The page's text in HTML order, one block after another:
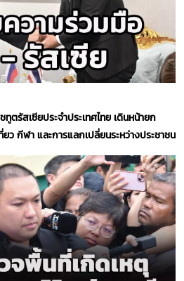
ตรัสเซียประจำประเทศไทย เดินหน้ายก
ว กีฬา และการแลกเปลี่ยนระหว่างประชาชน